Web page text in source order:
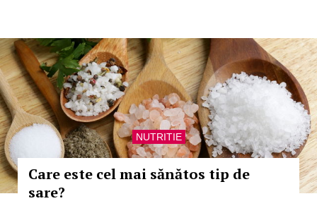
NUTRITIE
Care este cel mai sănătos tip de
sare?